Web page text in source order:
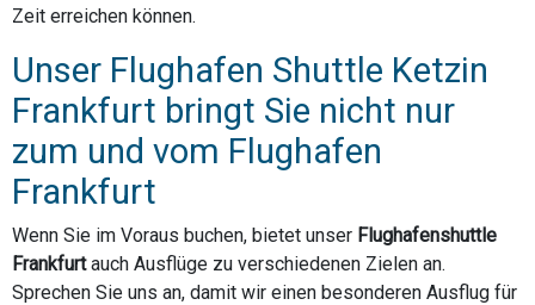
Zeit erreichen können.
Unser Flughafen Shuttle Ketzin
Frankfurt bringt Sie nicht nur
zum und vom Flughafen
Frankfurt
Wenn Sie im Voraus buchen, bietet unser Flughafenshuttle
Frankfurtauch Ausflüge zu verschiedenen Zielen an.
Sprechen Sie uns an, damit wir einen besonderen Ausflug für